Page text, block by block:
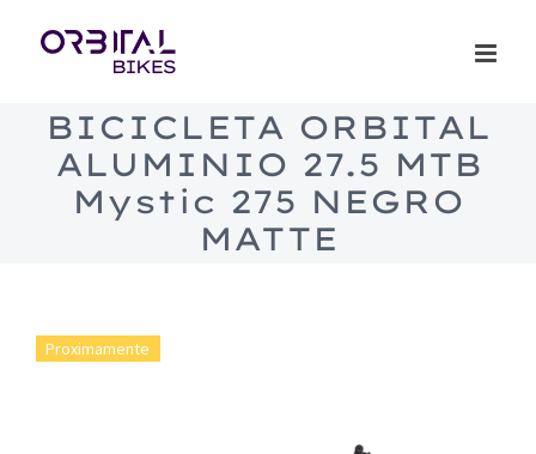
BICICLETA ORBITAL
ALUMINIO 27.5 MTB
Mystic 275 NEGRO
MATTE
Proximamente